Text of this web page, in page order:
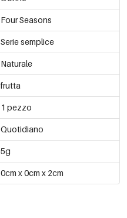
Four Seasons
Serie semplice
Naturale
frutta
1 pezzo
Quotidiano
5g
0cm x 0cm x 2cm